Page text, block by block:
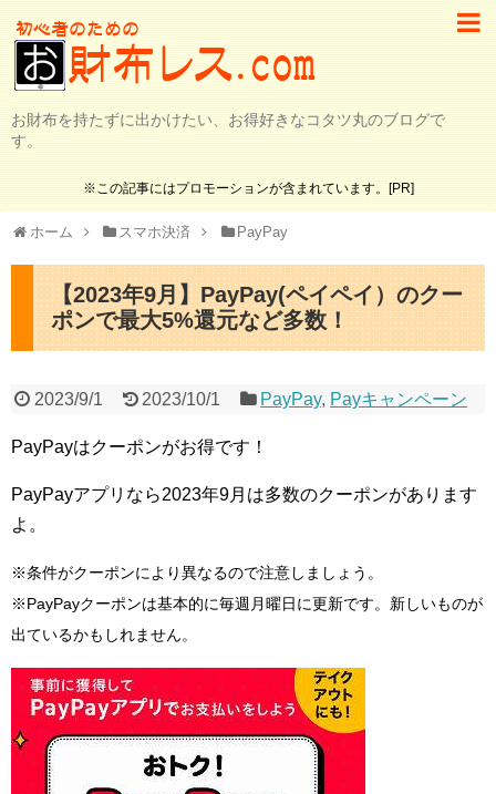
お財布を持たずに出かけたい、お得好きなコタツ丸のブログで
す。
※この記事にはプロモーションが含まれています。[PR]
ホーム スマホ決済 PayPay
【2023年9月】PayPay(ペイペイ）のクー
ポンで最大5%還元など多数！
2023/9/1 2023/10/1 PayPay, Payキャンペーン
PayPayはクーポンがお得です！
PayPayアプリなら2023年9月は多数のクーポンがあります
よ。
※条件がクーポンにより異なるので注意しましょう。
※PayPayクーポンは基本的に毎週月曜日に更新です。新しいものが
出ているかもしれません。